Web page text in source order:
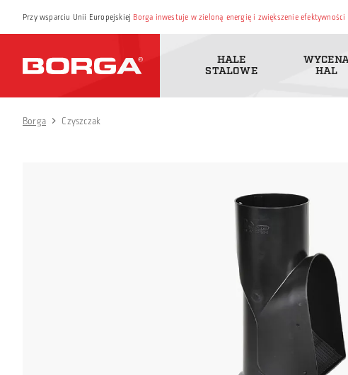
Przy wsparciu Unii Europejskiej Borga inwestuje w zieloną energię i zwiększenie efektywności
HALE
STALOWE
HAL
Borga Czyszczak